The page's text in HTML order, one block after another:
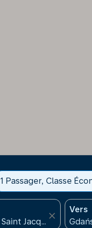
1 Passager, Classe
close
Vers